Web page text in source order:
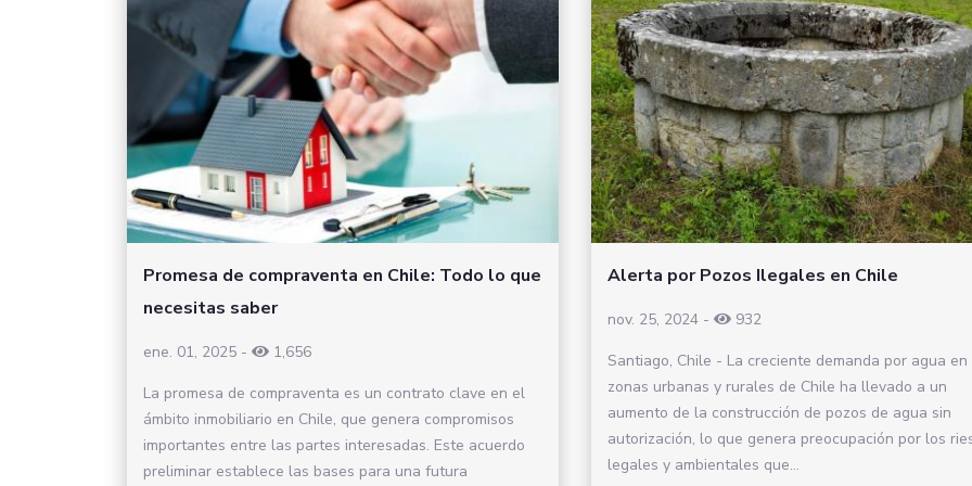
Promesa de compraventa en Chile: Todo lo que
necesitas saber
ene. 01, 2025 -
1,656
La promesa de compraventa es un contrato clave en el
ámbito inmobiliario en Chile, que genera compromisos
importantes entre las partes interesadas. Este acuerdo
preliminar establece las bases para una futura
Alerta por Pozos Ilegales en Chile
nov. 25, 2024-
932
Santiago, Chile - La creciente demanda por agua en
zonas urbanas y rurales de Chile ha llevado a un
aumento de la construcción de pozos de agua sin
autorización, lo que genera preocupación por los
legales y ambientales que...